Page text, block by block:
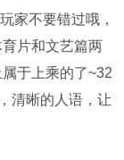
家不要错过哦，
片和文艺篇两
于上乘的了~32
清晰的人语，让